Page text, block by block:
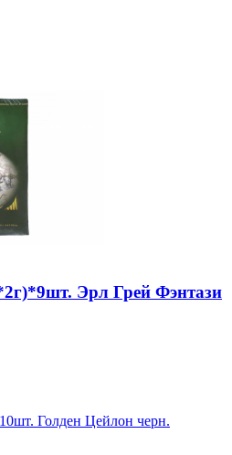
Эрл Грей Фэнтази